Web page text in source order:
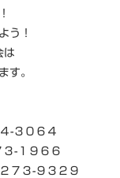
う！
は
す。
-３０６４
-１９６６
７３-９３２９